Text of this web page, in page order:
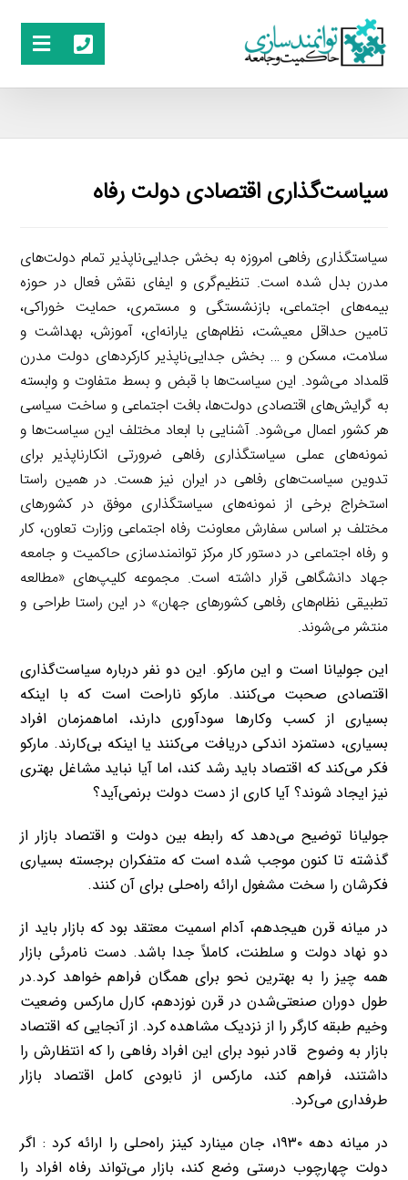
سیاست‌گذاری اقتصادی دولت رفاه
سیاستگذاری رفاهی امروزه به بخش جدایی‌ناپذیر تمام دولت‌های
مدرن بدل شده است. تنظیم‌گری و ایفای نقش فعال در حوزه
بیمه‌های اجتماعی، بازنشستگی و مستمری، حمایت خوراکی،
تامین حداقل معیشت، نظام‌های یارانه‌ای، آموزش، بهداشت و
سلامت، مسکن و … بخش جدایی‌ناپذیر کارکردهای دولت مدرن
قلمداد می‌شود. این سیاست‌ها با قبض و بسط متفاوت و وابسته
به گرایش‌های اقتصادی دولت‌ها، بافت اجتماعی و ساخت سیاسی
هر کشور اعمال می‌شود. آشنایی با ابعاد مختلف این سیاست‌ها و
نمونه‌های عملی سیاستگذاری رفاهی ضرورتی انکارناپذیر برای
تدوین سیاست‌های رفاهی در ایران نیز هست. در همین راستا
استخراج برخی از نمونه‌های سیاستگذاری موفق در کشورهای
مختلف بر اساس سفارش معاونت رفاه اجتماعی وزارت تعاون، کار
و رفاه اجتماعی در دستور کار مرکز توانمندسازی حاکمیت و جامعه
جهاد دانشگاهی قرار داشته است. مجموعه کلیپ‌های «مطالعه
تطبیقی نظام‌های رفاهی کشورهای جهان» در این راستا طراحی و
منتشر می‌شوند.
این جولیانا است و این مارکو. این دو نفر درباره سیاست‌گذاری
اقتصادی صحبت می‌کنند. مارکو ناراحت است که با اینکه
بسیاری از کسب وکارها سودآوری دارند، اماهمزمان افراد
بسیاری، دستمزد اندکی دریافت می‌کنند یا اینکه بی‌کارند. مارکو
فکر می‌کند که اقتصاد باید رشد کند، اما آیا نباید مشاغل بهتری
نیز ایجاد شوند؟ آیا کاری از دست دولت برنمی‌آید؟
جولیانا توضیح می‌دهد که رابطه بین دولت و اقتصاد بازار از
گذشته تا کنون موجب شده است که متفکران برجسته بسیاری
فکرشان را سخت مشغول ارائه راه‌حلی برای آن کنند.
در میانه قرن هیجدهم، آدام اسمیت معتقد بود که بازار باید از
دو نهاد دولت و سلطنت، کاملاً جدا باشد. دست نامرئی بازار
همه چیز را به بهترین نحو برای همگان فراهم خواهد کرد.در
طول دوران صنعتی‌شدن در قرن نوزدهم، کارل مارکس وضعیت
وخیم طبقه کارگر را از نزدیک مشاهده کرد. از آنجایی که اقتصاد
بازار به وضوح قادر نبود برای این افراد رفاهی را که انتظارش را
داشتند، فراهم کند، مارکس از نابودی کامل اقتصاد بازار
طرفداری می‌کرد.
در میانه دهه ۱۹۳۰، جان مینارد کینز راه‌حلی را ارائه کرد
: اگر
دولت چهارچوب درستی وضع کند، بازار می‌تواند رفاه افراد را